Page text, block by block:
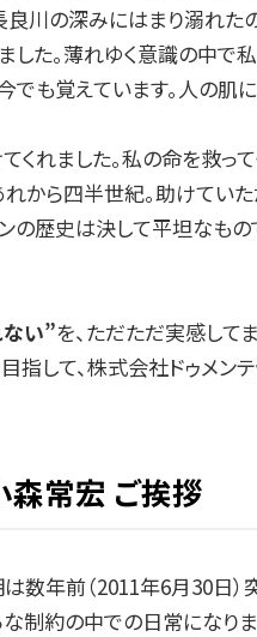
良川の深みにはまり溺れた
した。薄れゆく意識の中
も覚えています。人の肌に
れました。私の命を救っ
から四半世紀。助けてい
の歴史は決して平坦なも
ない”を、ただただ実感して
して、株式会社ドゥメンテ
常宏 ご挨拶
数年前（2011年6月30日
な制約の中での日常になり